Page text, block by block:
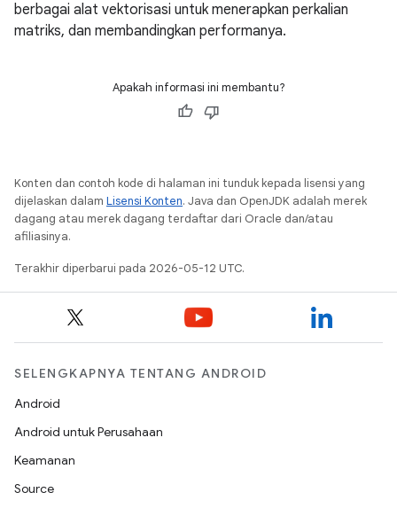
berbagai alat vektorisasi untuk menerapkan perkalian
matriks, dan membandingkan performanya.
Apakah informasi ini membantu?
Konten dan contoh kode di halaman ini tunduk kepada lisensi yang
dijelaskan dalam Lisensi Konten. Java dan OpenJDK adalah merek
dagang atau merek dagang terdaftar dari Oracle dan/atau
afiliasinya.
Terakhir diperbarui pada 2026-05-12 UTC.
SELENGKAPNYA TENTANG ANDROID
Android
Android untuk Perusahaan
Keamanan
Source